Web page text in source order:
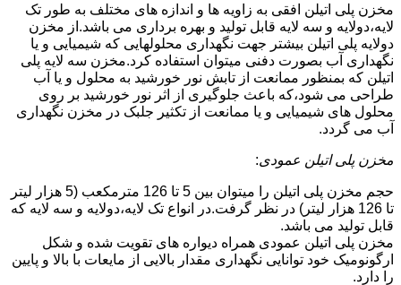
مخزن پلی اتیلن افقی به زاویه ها و اندازه های مختلف به طور تک
لایه،دولایه و سه لایه قابل تولید و بهره برداری می باشد.از مخزن
دولایه پلی اتیلن بیشتر جهت نگهداری محلولهایی که شیمیایی و یا
نگهداری آب بصورت دفنی میتوان استفاده کرد.مخزن سه لایه پلی
اتیلن که بمنظور ممانعت از تابش نور خورشید به محلول و یا آب
طراحی می شود،که باعث جلوگیری از اثر نور خورشید بر روی
محلول های شیمیایی و یا ممانعت از تکثیر جلبک در مخزن نگهداری
آب می گردد.
مخزن پلی اتیلن عمودی:
حجم مخزن پلی اتیلن را میتوان بین 5 تا 126 مترمکعب (5 هزار لیتر
تا 126 هزار لیتر) در نظر گرفت.در انواع تک لایه،دولایه و سه لایه که
قابل تولید می باشد.
مخزن پلی اتیلن عمودی همراه دیواره های تقویت شده و شکل
ارگونومیک خود توانایی نگهداری مقدار بالایی از مایعات با بالا و پایین
را دارد.